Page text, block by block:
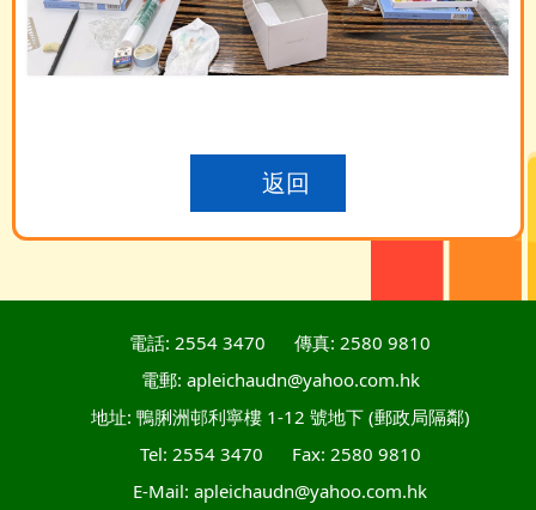
返回
電話: 2554 3470
傳真: 2580 9810
電郵: apleichaudn@yahoo.com.hk
地址: 鴨脷洲邨利寧樓 1-12 號地下 (郵政局隔鄰)
Tel: 2554 3470
Fax: 2580 9810
E-Mail: apleichaudn@yahoo.com.hk